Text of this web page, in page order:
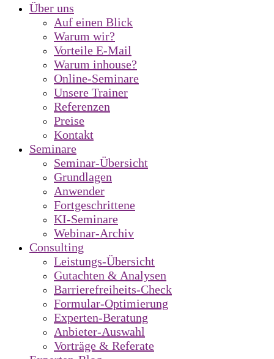
Über uns
Auf einen Blick
Warum wir?
Vorteile E-Mail
Warum inhouse?
Online-Seminare
Unsere Trainer
Referenzen
Preise
Kontakt
Seminare
Seminar-Übersicht
Grundlagen
Anwender
Fortgeschrittene
KI-Seminare
Webinar-Archiv
Consulting
Leistungs-Übersicht
Gutachten & Analysen
Barrierefreiheits-Check
Formular-Optimierung
Experten-Beratung
Anbieter-Auswahl
Vorträge & Referate